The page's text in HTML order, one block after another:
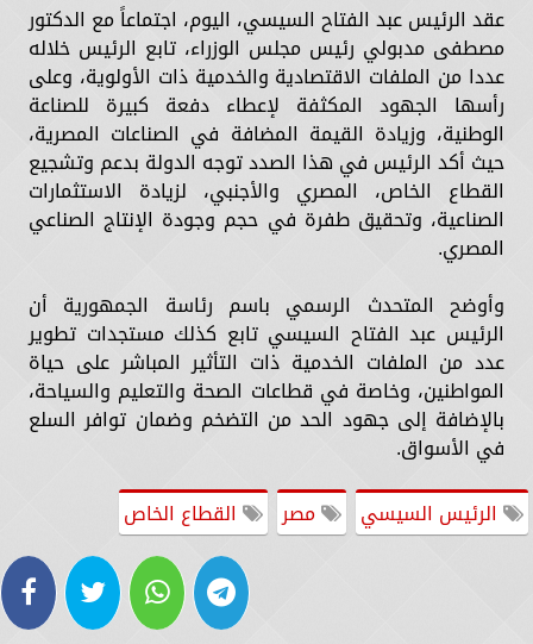
عقد الرئيس عبد الفتاح السيسي، اليوم، اجتماعاً مع الدكتور
مصطفى مدبولي رئيس مجلس الوزراء، تابع الرئيس خلاله
عددا من الملفات الاقتصادية والخدمية ذات الأولوية، وعلى
رأسها الجهود المكثفة لإعطاء دفعة كبيرة للصناعة
الوطنية، وزيادة القيمة المضافة في الصناعات المصرية،
حيث أكد الرئيس في هذا الصدد توجه الدولة بدعم وتشجيع
القطاع الخاص، المصري والأجنبي، لزيادة الاستثمارات
الصناعية، وتحقيق طفرة في حجم وجودة الإنتاج الصناعي
المصري.
وأوضح المتحدث الرسمي باسم رئاسة الجمهورية أن
الرئيس عبد الفتاح السيسي تابع كذلك مستجدات تطوير
عدد من الملفات الخدمية ذات التأثير المباشر على حياة
المواطنين، وخاصة في قطاعات الصحة والتعليم والسياحة،
بالإضافة إلى جهود الحد من التضخم وضمان توافر السلع
في الأسواق.
الرئيس السيسي
مصر القطاع الخاص